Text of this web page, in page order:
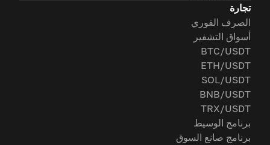
تجارة
الصرف الفوري
أسواق التشفير
BTC/USDT
ETH/USDT
SOL/USDT
BNB/USDT
TRX/USDT
برنامج الوسيط
برنامج صانع السوق